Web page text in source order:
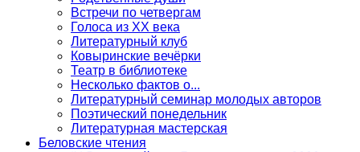
Встречи по четвергам
Голоса из ХХ века
Литературный клуб
Ковыринские вечёрки
Театр в библиотеке
Несколько фактов о...
Литературный семинар молодых авторов
Поэтический понедельник
Литературная мастерская
Беловские чтения